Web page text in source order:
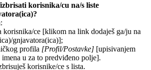
korisnika/cu na/s liste
korisnika/ce [klikom na link dodaješ ga/ju na
gnjavatora(ica)];
profila [Profil/Postavke] [upisivanjem
u za to predviđeno polje].
korisnike/ce s lista.